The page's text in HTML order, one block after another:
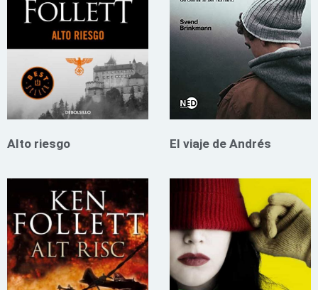
Alto riesgo El viaje de Andrés